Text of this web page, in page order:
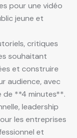
pour une vidéo
jeune et
critiques
souhaitant
et construire
audience, avec
de **4 minutes**.
leadership
les entreprises
et